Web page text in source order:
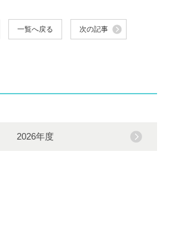
一覧へ戻る 次の記事
2026年度